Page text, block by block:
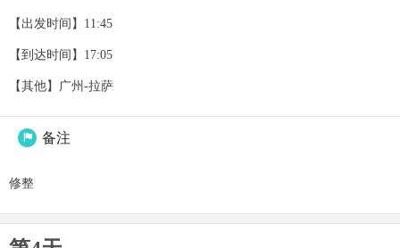
【出发时间】11:45
【到达时间】17:05
【其他】广州-拉萨
 备注
修整